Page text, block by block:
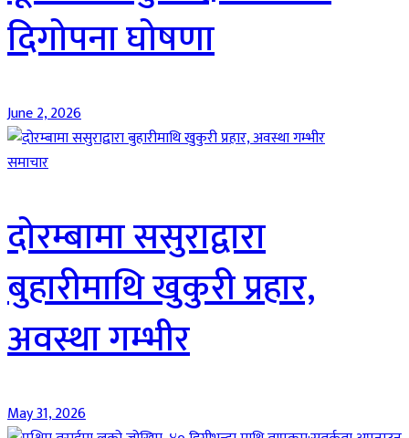
दिगोपना घोषणा
June 2, 2026
समाचार
दोरम्बामा ससुराद्वारा
बुहारीमाथि खुकुरी प्रहार,
अवस्था गम्भीर
May 31, 2026